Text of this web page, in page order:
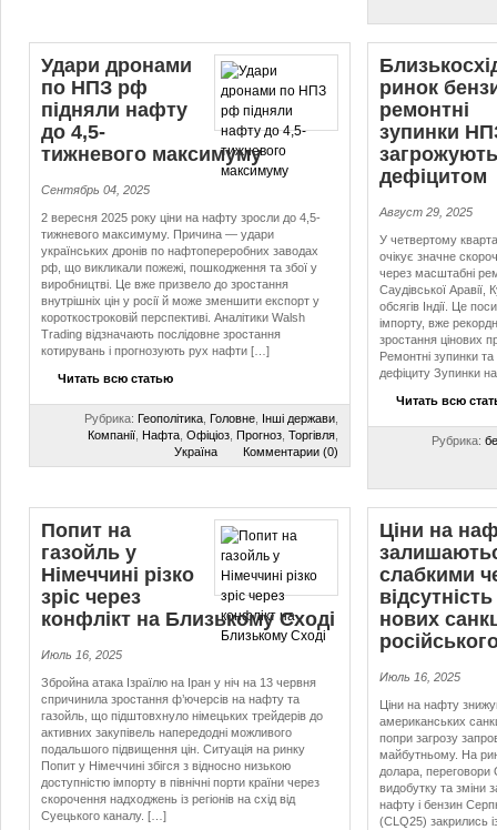
Удари дронами
по НПЗ рф
підняли нафту
до 4,5-
тижневого максимуму
Сентябрь 04, 2025
2 вересня 2025 року ціни на нафту зросли до 4,5-
тижневого максимуму. Причина — удари
українських дронів по нафтопереробних заводах
рф, що викликали пожежі, пошкодження та збої у
виробництві. Це вже призвело до зростання
внутрішніх цін у росії й може зменшити експорт у
короткостроковій перспективі. Аналітики Walsh
Trading відзначають послідовне зростання
котирувань і прогнозують рух нафти […]
Читать всю статью
Рубрика: Геополітика Головне Інші держави
Компанії Нафта Офіціоз Прогноз Торгівля
Україна
Комментарии (0)
ринок
ремонтні
зупинки
дефіцитом
Август 29, 2025
У четвертому
очікує значне
через масштабні
Саудівської Аравії,
обсягів Індії. Це
імпорту, вже
зростання цінових
Ремонтні зупинки
дефіциту Зупинки
Читать всю
Рубрика:
Попит на
газойль у
Німеччині різко
зріс через
конфлікт на Близькому Сході
Июль 16, 2025
Збройна атака Ізраїлю на Іран у ніч на 13 червня
спричинила зростання ф’ючерсів на нафту та
газойль, що підштовхнуло німецьких трейдерів до
активних закупівель напередодні можливого
подальшого підвищення цін. Ситуація на ринку
Попит у Німеччині збігся з відносно низькою
доступністю імпорту в північні порти країни через
скорочення надходжень із регіонів на схід від
Суецького каналу. […]
Ціни на
слабкими
відсутність
нових
Июль 16, 2025
Ціни на нафту
американських
попри загрозу
майбутньому. На
долара, переговори
видобутку та зміни
нафту і бензин
(CLQ25) закрились